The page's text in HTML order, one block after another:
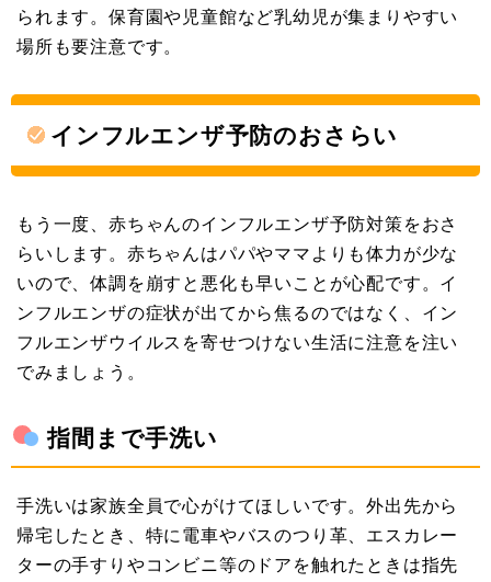
られます。保育園や児童館など乳幼児が集まりやすい
場所も要注意です。
インフルエンザ予防のおさらい
もう一度、赤ちゃんのインフルエンザ予防対策をおさ
らいします。赤ちゃんはパパやママよりも体力が少な
いので、体調を崩すと悪化も早いことが心配です。イ
ンフルエンザの症状が出てから焦るのではなく、イン
フルエンザウイルスを寄せつけない生活に注意を注い
でみましょう。
指間まで手洗い
手洗いは家族全員で心がけてほしいです。外出先から
帰宅したとき、特に電車やバスのつり革、エスカレー
ターの手すりやコンビニ等のドアを触れたときは指先